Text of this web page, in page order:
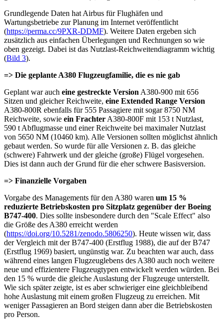
Grundlegende Daten hat Airbus für Flughäfen und
Wartungsbetriebe zur Planung im Internet veröffentlicht
(https://perma.cc/9PXR-DDMF). Weitere Daten ergeben sich
zusätzlich aus einfachen Überlegungen und Rechnungen so wie
oben gezeigt. Dabei ist das Nutzlast-Reichweitendiagramm wichtig
(Bild 3).
=> Die geplante A380 Flugzeugfamilie, die es nie gab
Geplant war auch eine gestreckte Version A380-900 mit 656
Sitzen und gleicher Reichweite, eine Extended Range Version
A380-800R ebenfalls für 555 Passagiere mit sogar 8750 NM
Reichweite, sowie ein Frachter A380-800F mit 153 t Nutzlast,
590 t Abflugmasse und einer Reichweite bei maximaler Nutzlast
von 5650 NM (10460 km). Alle Versionen sollten möglichst ähnlich
gebaut werden. So wurde für alle Versionen z. B. das gleiche
(schwere) Fahrwerk und der gleiche (große) Flügel vorgesehen.
Dies ist dann auch der Grund für die eher schwere Basisversion.
=> Finanzielle Vorgaben
Vorgabe des Managements für den A380 waren um 15 %
reduzierte Betriebskosten pro Sitzplatz gegenüber der Boeing
B747-400. Dies sollte insbesondere durch den "Scale Effect" also
die Größe des A380 erreicht werden
(https://doi.org/10.5281/zenodo.5806250). Heute wissen wir, dass
der Vergleich mit der B747-400 (Erstflug 1988), die auf der B747
(Erstflug 1969) basiert, ungünstig war. Zu beachten war auch, dass
während eines langen Flugzeuglebens des A380 auch noch weitere
neue und effizientere Flugzeugtypen entwickelt werden würden. Bei
den 15 % wurde die gleiche Auslastung der Flugzeuge unterstellt.
Wie sich später zeigte, ist es aber schwieriger eine gleichbleibend
hohe Auslastung mit einem großen Flugzeug zu erreichen. Mit
weniger Passagieren an Bord steigen dann aber die Betriebskosten
pro Person.